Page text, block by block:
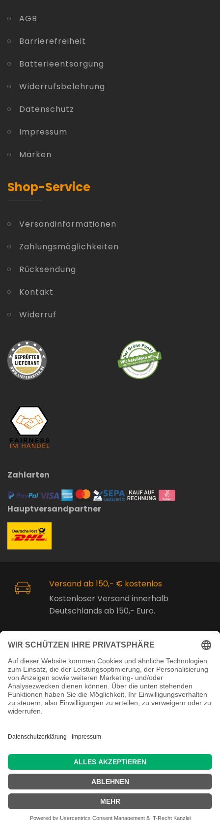
AGB
Barrierefreiheit
Batterieentsorgung
Widerrufsbelehrung
Datenschutz
Impressum
Marken
Shop-Service
Versandinformationen
Zahlungsmöglichkeiten
Rücksendung
Kontakt
Widerruf
Zahlarten
Hauptversandpartner
Versand ab 150,- € kostenlos
Kostenloser Versand innerhalb
Deutschlands ab 150,- Euro.
Online Support
Kostenlose Beratung vor und nach
dem Kauf!
Juristisch betreut
Copyright ©
2026 Martin Reuschenbach
Handels- und Fertigungs- GmbH & Co. KG -
Alle Rechte vorbehalten